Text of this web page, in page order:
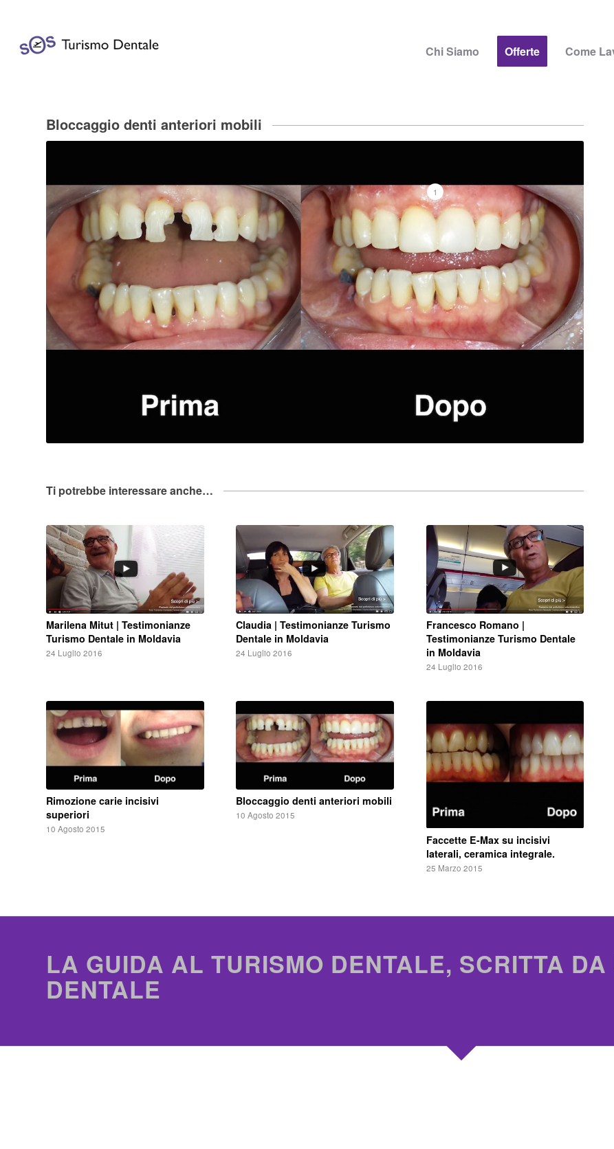
Chi Siamo Offerte Come
Bloccaggio denti anteriori mobili
1
Ti potrebbe interessare anche…
Marilena Mitut | Testimonianze
Turismo Dentale in Moldavia
24 Luglio 2016
Claudia | Testimonianze Turismo
Dentale in Moldavia
24 Luglio 2016
Francesco Romano |
Testimonianze Turismo Dentale
in Moldavia
24 Luglio 2016
Rimozione carie incisivi
superiori
10 Agosto 2015
Bloccaggio denti anteriori mobili
10 Agosto 2015
Faccette E-Max su incisivi
laterali, ceramica integrale.
25 Marzo 2015
LA GUIDA AL TURISMO DENTALE, SCRITTA DA
DENTALE